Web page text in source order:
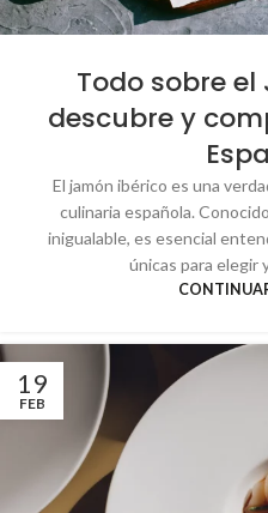
Todo sobre
descubre y
El jamón ibérico es una
culinaria española.
inigualable, es esencial
únicas para elegir
19
FEB